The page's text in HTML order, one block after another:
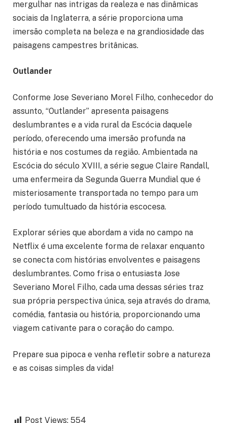
mergulhar nas intrigas da realeza e nas dinâmicas
sociais da Inglaterra, a série proporciona uma
imersão completa na beleza e na grandiosidade das
paisagens campestres britânicas.
Outlander
Conforme Jose Severiano Morel Filho, conhecedor do
assunto, “Outlander” apresenta paisagens
deslumbrantes e a vida rural da Escócia daquele
período, oferecendo uma imersão profunda na
história e nos costumes da região. Ambientada na
Escócia do século XVIII, a série segue Claire Randall,
uma enfermeira da Segunda Guerra Mundial que é
misteriosamente transportada no tempo para um
período tumultuado da história escocesa.
Explorar séries que abordam a vida no campo na
Netflix é uma excelente forma de relaxar enquanto
se conecta com histórias envolventes e paisagens
deslumbrantes. Como frisa o entusiasta Jose
Severiano Morel Filho, cada uma dessas séries traz
sua própria perspectiva única, seja através do drama,
comédia, fantasia ou história, proporcionando uma
viagem cativante para o coração do campo.
Prepare sua pipoca e venha refletir sobre a natureza
e as coisas simples da vida!
Post Views: 554